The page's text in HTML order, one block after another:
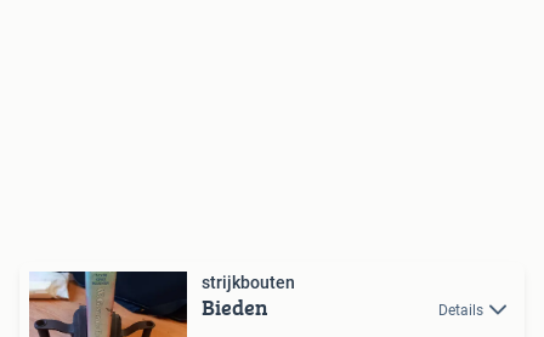
strijkbouten
Bieden Details